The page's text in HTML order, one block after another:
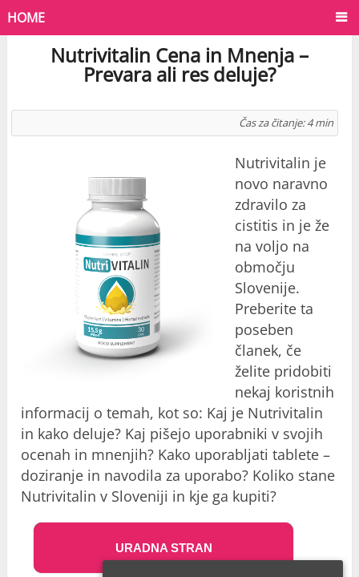
HOME
Nutrivitalin Cena in Mnenja –
Prevara ali res deluje?
Čas za čitanje: 4 min
Nutrivitalin je
novo naravno
zdravilo za
cistitis in je že
na voljo na
območju
Slovenije.
Preberite ta
poseben
članek, če
želite pridobiti
nekaj koristnih
informacij o temah, kot so: Kaj je Nutrivitalin
in kako deluje? Kaj pišejo uporabniki v svojih
ocenah in mnenjih? Kako uporabljati tablete –
doziranje in navodila za uporabo? Koliko stane
Nutrivitalin v Sloveniji in kje ga kupiti?
URADNA STRAN